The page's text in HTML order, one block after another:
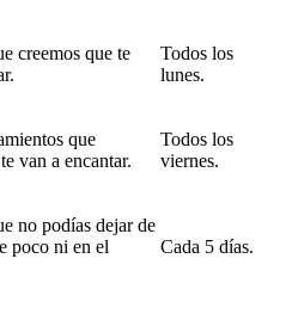
creemos que te
Todos los
lunes.
que
van a encantar.
Todos los
viernes.
no podías dejar de
poco ni en el
Cada 5 días.